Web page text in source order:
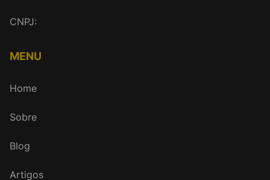
CNPJ:
MENU
Home
Sobre
Blog
Artigos